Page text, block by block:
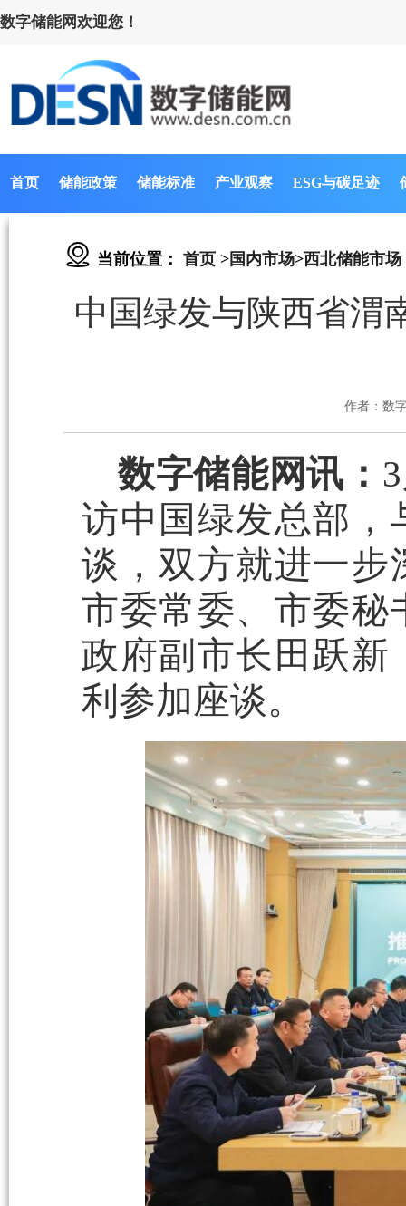
数字储能网欢迎您！
首页 储能政策 储能标准 产业观察 ESG与碳足迹
当前位置： 首页 >国内市场>西北储能市场
中国绿发与陕西省渭
作者：数
数字储能网讯：
访中国绿发总部，
谈，双方就进一步
市委常委、市委秘
政府副市长田跃新
利参加座谈。